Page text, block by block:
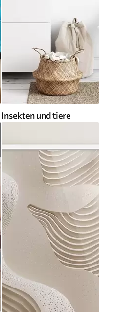
Insekten und tiere